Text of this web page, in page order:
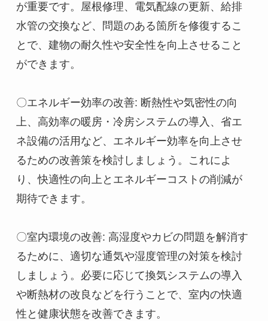
が重要です。屋根修理、電気配線の更新、給排
水管の交換など、問題のある箇所を修復するこ
とで、建物の耐久性や安全性を向上させること
ができます。
〇エネルギー効率の改善: 断熱性や気密性の向
上、高効率の暖房・冷房システムの導入、省エ
ネ設備の活用など、エネルギー効率を向上させ
るための改善策を検討しましょう。これによ
り、快適性の向上とエネルギーコストの削減が
期待できます。
〇室内環境の改善: 高湿度やカビの問題を解消す
るために、適切な通気や湿度管理の対策を検討
しましょう。必要に応じて換気システムの導入
や断熱材の改良などを行うことで、室内の快適
性と健康状態を改善できます。